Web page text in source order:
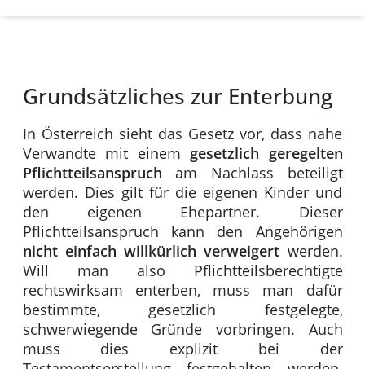
Grundsätzliches zur Enterbung
In Österreich sieht das Gesetz vor, dass nahe
Verwandte mit einem gesetzlich geregelten
Pflichtteilsanspruch am Nachlass beteiligt
werden. Dies gilt für die eigenen Kinder und
den eigenen Ehepartner. Dieser
Pflichtteilsanspruch kann den Angehörigen
nicht einfach willkürlich verweigert werden.
Will man also Pflichtteilsberechtigte
rechtswirksam enterben, muss man dafür
bestimmte, gesetzlich festgelegte,
schwerwiegende Gründe vorbringen. Auch
muss dies explizit bei der